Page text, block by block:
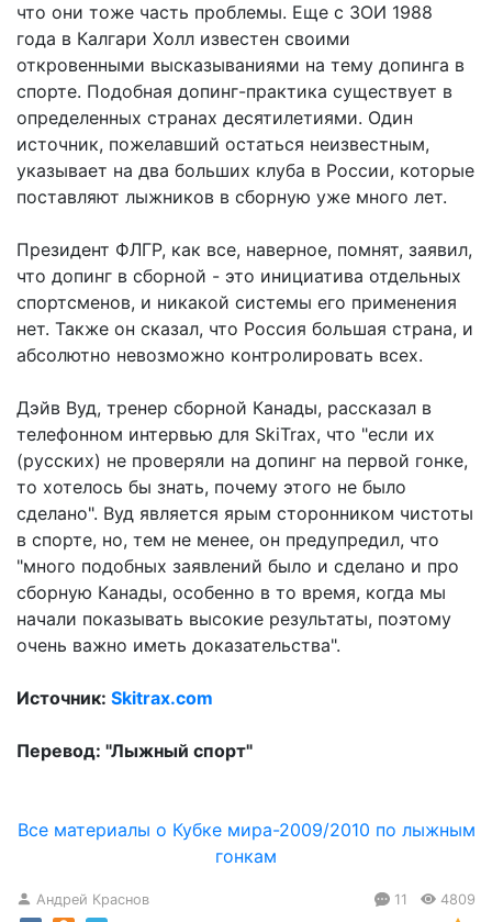
что они тоже часть проблемы. Еще с ЗОИ 1988
года в Калгари Холл известен своими
откровенными высказываниями на тему допинга в
спорте. Подобная допинг-практика существует в
определенных странах десятилетиями. Один
источник, пожелавший остаться неизвестным,
указывает на два больших клуба в России, которые
поставляют лыжников в сборную уже много лет.
Президент ФЛГР, как все, наверное, помнят, заявил,
что допинг в сборной - это инициатива отдельных
спортсменов, и никакой системы его применения
нет. Также он сказал, что Россия большая страна, и
абсолютно невозможно контролировать всех.
Дэйв Вуд, тренер сборной Канады, рассказал в
телефонном интервью для SkiTrax, что "если их
(русских) не проверяли на допинг на первой гонке,
то хотелось бы знать, почему этого не было
сделано". Вуд является ярым сторонником чистоты
в спорте, но, тем не менее, он предупредил, что
"много подобных заявлений было и сделано и про
сборную Канады, особенно в то время, когда мы
начали показывать высокие результаты, поэтому
очень важно иметь доказательства".
Источник: Skitrax.com
Перевод: "Лыжный спорт"
Все материалы о Кубке мира-2009/2010 по лыжным
гонкам
Андрей Краснов 11 4809